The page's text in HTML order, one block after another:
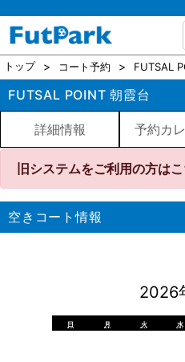
トップ コート予約 FUTSAL
FUTSAL POINT 朝霞台
詳細情報 予約カ
旧システムをご利用の方は
空きコート情報
2026
日 月 火 水